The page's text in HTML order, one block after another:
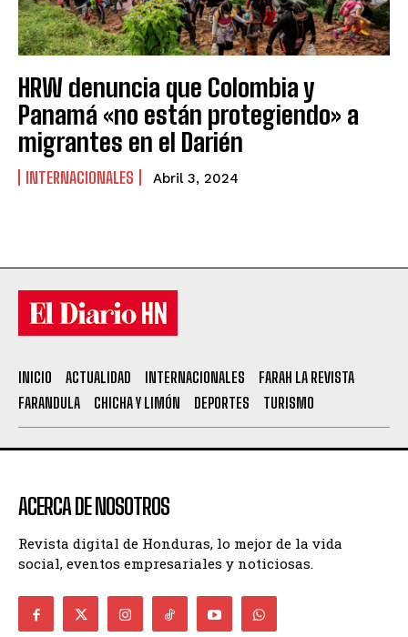
HRW denuncia que Colombia y
Panamá «no están protegiendo» a
migrantes en el Darién
INTERNACIONALES Abril 3, 2024
INICIO ACTUALIDAD INTERNACIONALES
FARAH LA REVISTA
FARANDULA
CHICHA Y LIMÓN DEPORTES TURISMO
ACERCA DE NOSOTROS
Revista digital de Honduras, lo mejor de la vida
social, eventos empresariales y noticiosas.